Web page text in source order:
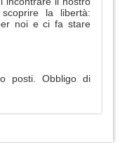
la libertà:
noi e ci fa stare
posti. Obbligo di